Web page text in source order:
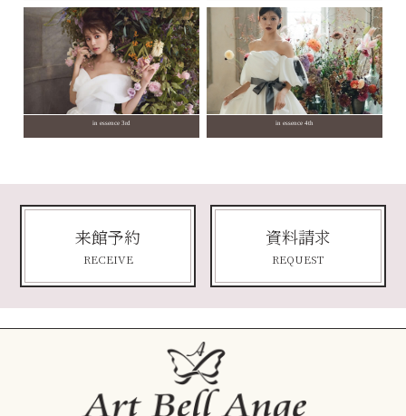
in essence 3rd in essence 4th
来館予約
RECEIVE
資料請求
REQUEST